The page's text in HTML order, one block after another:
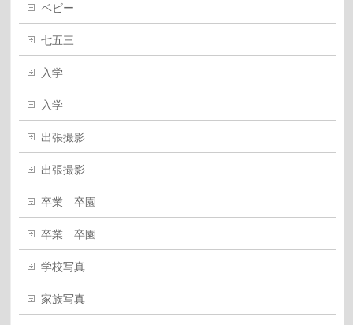
ベビー
七五三
入学
入学
出張撮影
出張撮影
卒業 卒園
卒業 卒園
学校写真
家族写真